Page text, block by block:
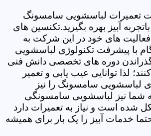
تعمیرات لباسشویی سامسونگ
آبیز بهره بگیرید.تکنسین های
فعالیت های خود در این شرکت به
با پیشرفت تکنولوژی لباسشویی
دوره های تخصصی دانش فنی
لذا توانایی عیب یابی و تعمیر
لباسشویی سامسونگ را نیز
شما نیز لباسشویی سامسونگی
شده است و نیاز به تعمیرات دارد
خدمات آبیز را یک بار برای همیشه